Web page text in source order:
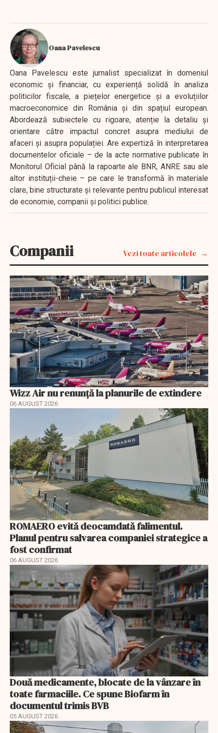
Oana Pavelescu
Oana Pavelescu este jurnalist specializat în domeniul
economic și financiar, cu experiență solidă în analiza
politicilor fiscale, a piețelor energetice și a evoluțiilor
macroeconomice din România și din spațiul european.
Abordează subiectele cu rigoare, atenție la detaliu și
orientare către impactul concret asupra mediului de
afaceri și asupra populației. Are expertiză în interpretarea
documentelor oficiale – de la acte normative publicate în
Monitorul Oficial până la rapoarte ale BNR, ANRE sau ale
altor instituții-cheie – pe care le transformă în materiale
clare, bine structurate și relevante pentru publicul interesat
de economie, companii și politici publice.
Companii Vezi toate articolele
Wizz Air nu renunță la planurile de extindere
06 AUGUST 2026
ROMAERO evită deocamdată falimentul.
Planul pentru salvarea companiei strategice a
fost confirmat
06 AUGUST 2026
Două medicamente, blocate de la vânzare în
toate farmaciile. Ce spune Biofarm în
documentul trimis BVB
05 AUGUST 2026